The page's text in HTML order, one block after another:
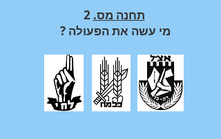
תחנה מס. 2
? מי עשה את הפעולה